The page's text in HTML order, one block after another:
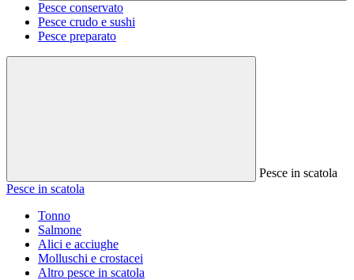
Pesce conservato
Pesce crudo e sushi
Pesce preparato
Pesce in scatola
Pesce in scatola
Tonno
Salmone
Alici e acciughe
Molluschi e crostacei
Altro pesce in scatola